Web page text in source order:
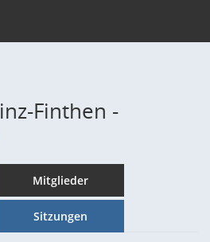
Finthen -
Mitglieder
Sitzungen